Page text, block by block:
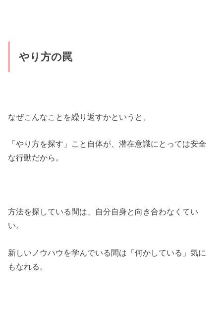
やり方の罠
なぜこんなことを繰り返すかというと、
「やり方を探す」こと自体が、潜在意識にとっては安全
な行動だから。
方法を探している間は、自分自身と向き合わなくてい
い。
新しいノウハウを学んでいる間は「何かしている」気に
もなれる。